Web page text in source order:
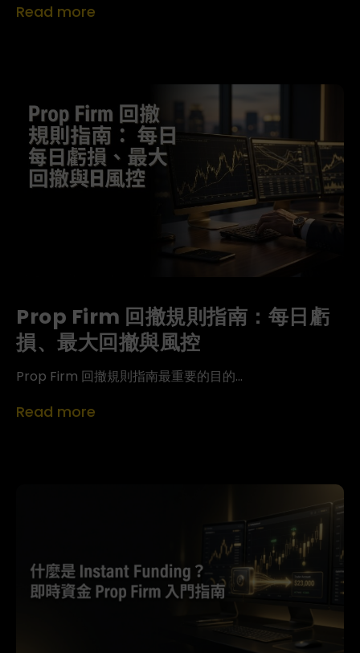
Read more
Prop Firm 回撤規則指南：每日虧
損、最大回撤與風控
Prop Firm 回撤規則指南最重要的目的...
Read more